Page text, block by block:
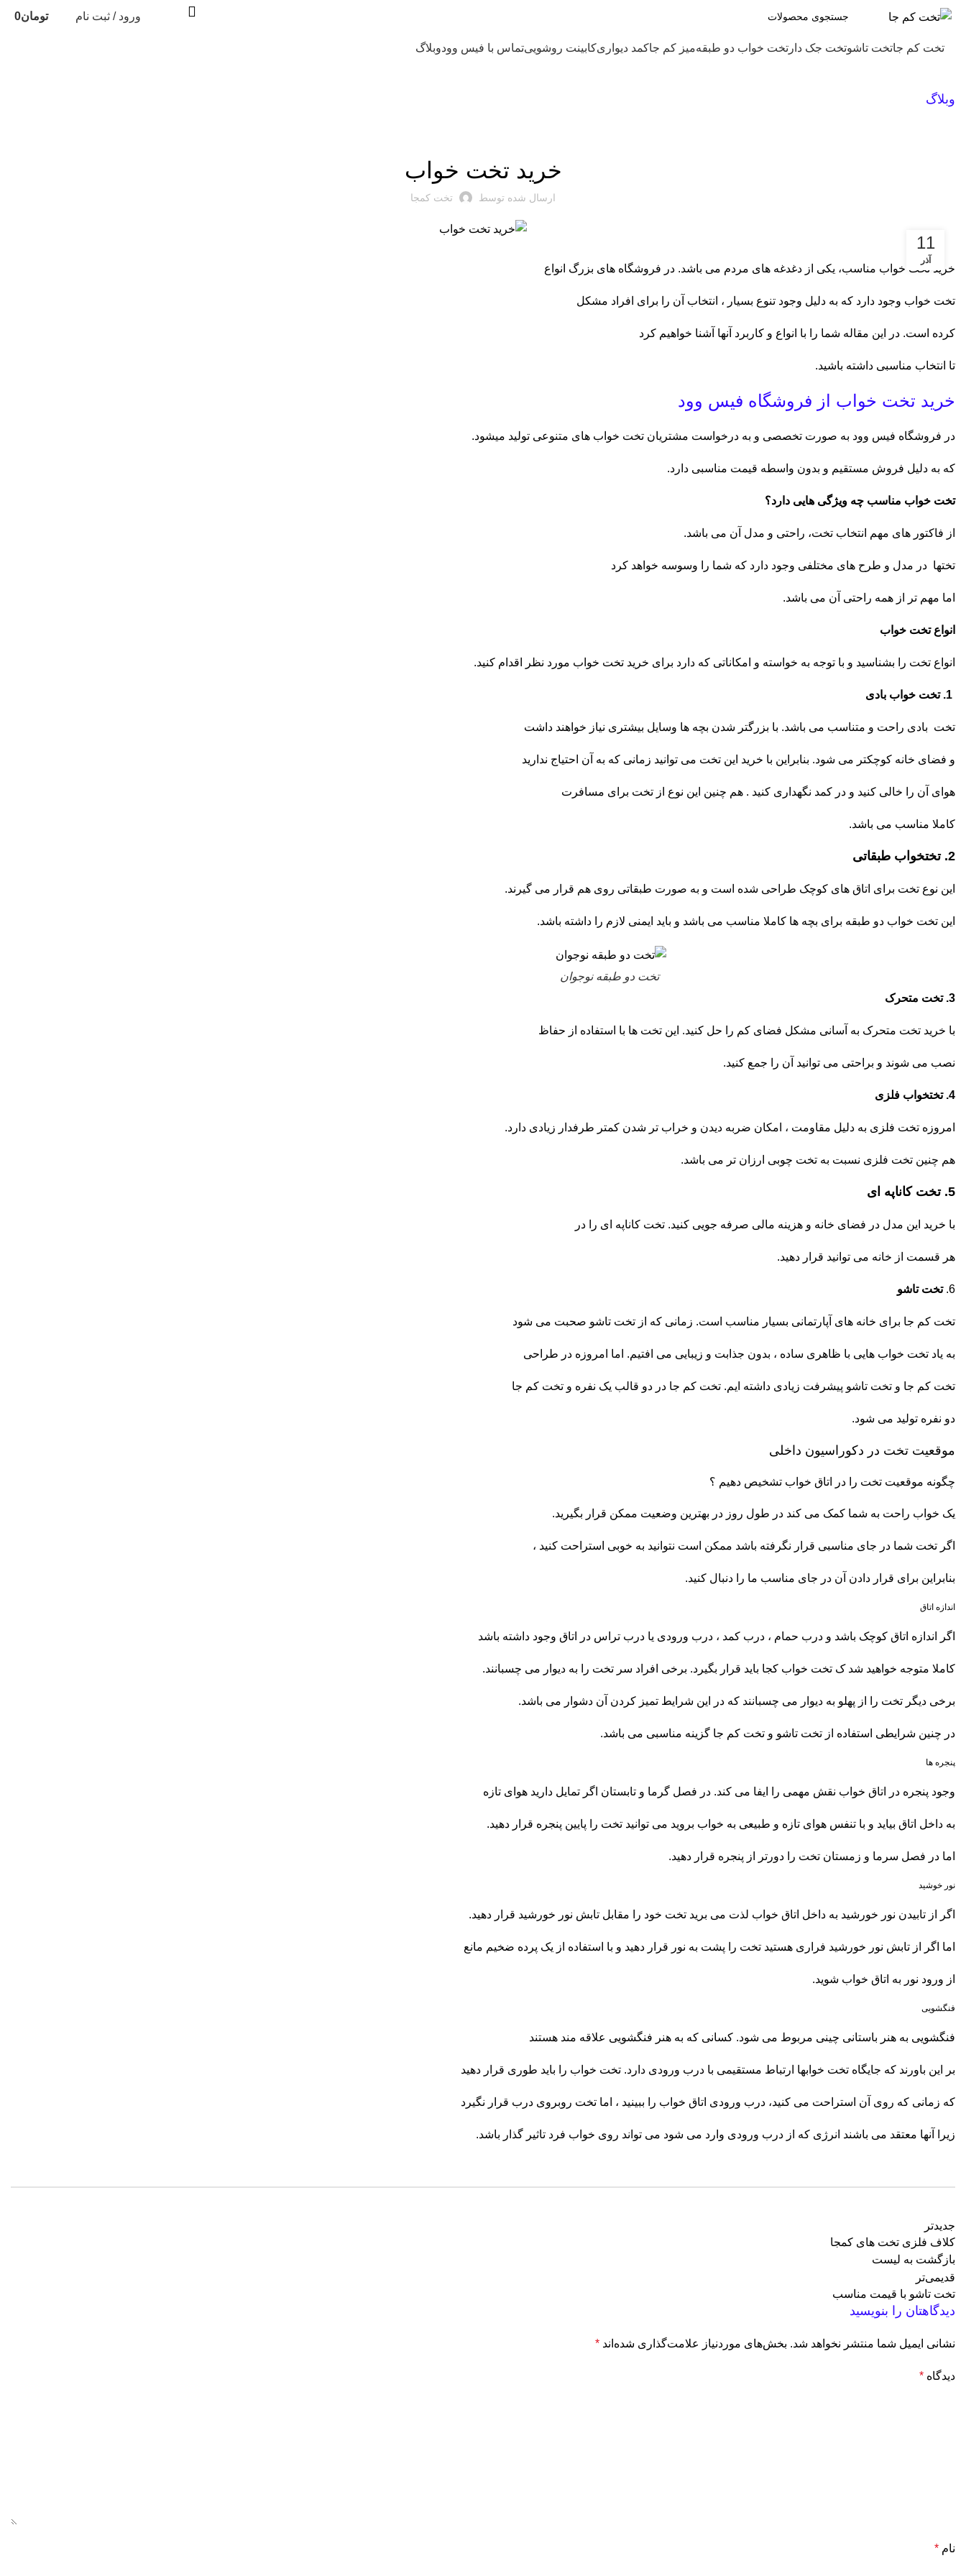
ورود / ثبت نام تومان0
تخت کم جاتخت تاشوتخت جک دار تخت خواب دو طبقهمیز کم جاکمد دیواریکابینت روشوییتماس با فیس وودوبلاگ
وبلاگ
خرید تخت خواب
ارسال شده توسط تخت کمجا
11
آذر
خرید تخت خواب مناسب، یکی از دغدغه های مردم می باشد. در فروشگاه های بزرگ انواع
تخت خواب وجود دارد که به دلیل وجود تنوع بسیار ، انتخاب آن را برای افراد مشکل
کرده است. در این مقاله شما را با انواع و کاربرد آنها آشنا خواهیم کرد
تا انتخاب مناسبی داشته باشید.
خرید تخت خواب از فروشگاه فیس وود
در فروشگاه فیس وود به صورت تخصصی و به درخواست مشتریان تخت خواب های متنوعی تولید میشود.
که به دلیل فروش مستقیم و بدون واسطه قیمت مناسبی دارد.
تخت خواب مناسب چه ویژگی هایی دارد؟
از فاکتور های مهم انتخاب تخت، راحتی و مدل آن می باشد.
تختها در مدل و طرح های مختلفی وجود دارد که شما را وسوسه خواهد کرد
اما مهم تر از همه راحتی آن می باشد.
انواع تخت خواب
انواع تخت را بشناسید و با توجه به خواسته و امکاناتی که دارد برای خرید تخت خواب مورد نظر اقدام کنید.
تخت بادی راحت و متناسب می باشد. با بزرگتر شدن بچه ها وسایل بیشتری نیاز خواهند داشت
و فضای خانه کوچکتر می شود. بنابراین با خرید این تخت می توانید زمانی که به آن احتیاج ندارید
هوای آن را خالی کنید و در کمد نگهداری کنید . هم چنین این نوع از تخت برای مسافرت
کاملا مناسب می باشد.
2. تختخواب طبقاتی
این نوع تخت برای اتاق های کوچک طراحی شده است و به صورت طبقاتی روی هم قرار می گیرند.
این تخت خواب دو طبقه برای بچه ها کاملا مناسب می باشد و باید ایمنی لازم را داشته باشد.
تخت دو طبقه نوجوان
3. تخت متحرک
با خرید تخت متحرک به آسانی مشکل فضای کم را حل کنید. این تخت ها با استفاده از حفاظ
نصب می شوند و براحتی می توانید آن را جمع کنید.
4. تختخواب فلزی
امروزه تخت فلزی به دلیل مقاومت ، امکان ضربه دیدن و خراب تر شدن کمتر طرفدار زیادی دارد.
هم چنین تخت فلزی نسبت به تخت چوبی ارزان تر می باشد.
5. تخت کاناپه ای
با خرید این مدل در فضای خانه و هزینه مالی صرفه جویی کنید. تخت کاناپه ای را در
هر قسمت از خانه می توانید قرار دهید.
6. تخت تاشو
تخت کم جا برای خانه های آپارتمانی بسیار مناسب است. زمانی که از تخت تاشو صحبت می شود
به یاد تخت خواب هایی با ظاهری ساده ، بدون جذابت و زیبایی می افتیم. اما امروزه در طراحی
تخت کم جا و تخت تاشو پیشرفت زیادی داشته ایم. تخت کم جا در دو قالب یک نفره و تخت کم جا
دو نفره تولید می شود.
موقعیت تخت در دکوراسیون داخلی
چگونه موقعیت تخت را در اتاق خواب تشخیص دهیم ؟
یک خواب راحت به شما کمک می کند در طول روز در بهترین وضعیت ممکن قرار بگیرید.
اگر تخت شما در جای مناسبی قرار نگرفته باشد ممکن است نتوانید به خوبی استراحت کنید ،
بنابراین برای قرار دادن آن در جای مناسب ما را دنبال کنید.
اندازه اتاق
اگر اندازه اتاق کوچک باشد و درب حمام ، درب کمد ، درب ورودی یا درب تراس در اتاق وجود داشته باشد
کاملا متوجه خواهید شد ک تخت خواب کجا باید قرار بگیرد. برخی افراد سر تخت را به دیوار می چسبانند.
برخی دیگر تخت را از پهلو به دیوار می چسبانند که در این شرایط تمیز کردن آن دشوار می باشد.
در چنین شرایطی استفاده از تخت تاشو و تخت کم جا گزینه مناسبی می باشد.
پنجره ها
وجود پنجره در اتاق خواب نقش مهمی را ایفا می کند. در فصل گرما و تابستان اگر تمایل دارید هوای تازه
به داخل اتاق بیاید و با تنفس هوای تازه و طبیعی به خواب بروید می توانید تخت را پایین پنجره قرار دهید.
اما در فصل سرما و زمستان تخت را دورتر از پنجره قرار دهید.
نور خوشید
اگر از تابیدن نور خورشید به داخل اتاق خواب لذت می برید تخت خود را مقابل تابش نور خورشید قرار دهید.
اما اگر از تابش نور خورشید فراری هستید تخت را پشت به نور قرار دهید و با استفاده از یک پرده ضخیم مانع
از ورود نور به اتاق خواب شوید.
فنگشویی
فنگشویی به هنر باستانی چینی مربوط می شود. کسانی که به هنر فنگشویی علاقه مند هستند
بر این باورند که جایگاه تخت خوابها ارتباط مستقیمی با درب ورودی دارد. تخت خواب را باید طوری قرار دهید
که زمانی که روی آن استراحت می کنید، درب ورودی اتاق خواب را ببینید ، اما تخت روبروی درب قرار نگیرد
زیرا آنها معتقد می باشند انرژی که از درب ورودی وارد می شود می تواند روی خواب فرد تاثیر گذار باشد.
جدیدتر
کلاف فلزی تخت های کمجا
بازگشت به لیست
قدیمی‌تر
تخت تاشو با قیمت مناسب
دیدگاهتان را بنویسید
نشانی ایمیل شما منتشر نخواهد شد. بخش‌های موردنیاز علامت‌گذاری شده‌اند *
دیدگاه *
نام *